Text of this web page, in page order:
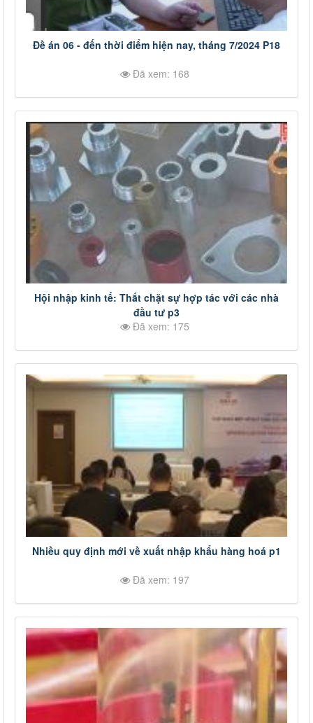
Đề án 06 - đến thời điểm hiện nay, tháng 7/2024 P18
Đã xem: 168
Hội nhập kinh tế: Thắt chặt sự hợp tác với các nhà
đầu tư p3
Đã xem: 175
Nhiều quy định mới về xuất nhập khẩu hàng hoá p1
Đã xem: 197